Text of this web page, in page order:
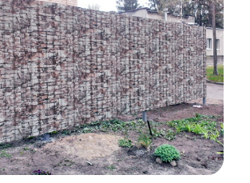
м Навантаження за
схемою, кг/м² 1 проліт 2 прольоти
С8-1150-0,45 1 64 153 123 146
18 […]